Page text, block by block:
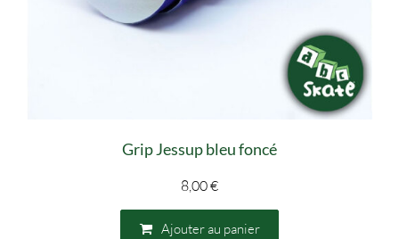
Grip Jessup bleu foncé
8,00€
Ajouter au panier